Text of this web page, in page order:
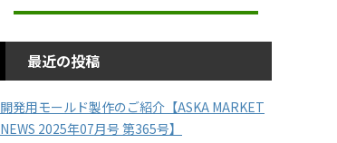
最近の投稿
開発用モールド製作のご紹介【ASKA MARKET
NEWS 2025年07月号 第365号】